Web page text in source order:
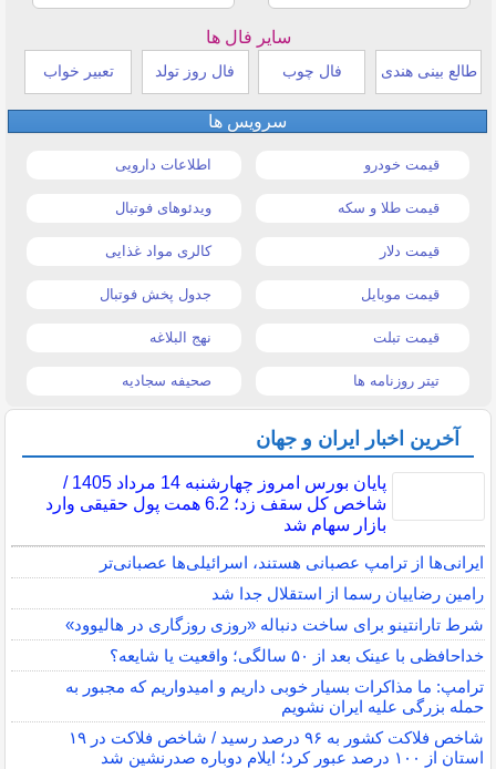
سایر فال ها
طالع بینی هندی فال چوب فال روز تولد تعبیر خواب
سرویس ها
قیمت خودرو اطلاعات دارویی
قیمت طلا و سکه ویدئوهای فوتبال
قیمت دلار کالری مواد غذایی
قیمت موبایل جدول پخش فوتبال
قیمت تبلت نهج البلاغه
تیتر روزنامه ها صحیفه سجادیه
آخرین اخبار ایران و جهان
پایان بورس امروز چهارشنبه 14 مرداد 1405 /
شاخص کل سقف زد؛ 6.2 همت پول حقیقی وارد
بازار سهام شد
ایرانی‌ها از ترامپ عصبانی هستند، اسرائیلی‌ها عصبانی‌تر
رامین رضاییان رسما از استقلال جدا شد
شرط تارانتینو برای ساخت دنباله «روزی روزگاری در هالیوود»
خداحافظی با عینک بعد از ۵۰ سالگی؛ واقعیت یا شایعه؟
ترامپ: ما مذاکرات بسیار خوبی داریم و امیدواریم که مجبور به
حمله بزرگی علیه ایران نشویم
شاخص فلاکت کشور به ۹۶ درصد رسید / شاخص فلاکت در ۱۹
استان از ۱۰۰ درصد عبور کرد؛ ایلام دوباره صدرنشین شد